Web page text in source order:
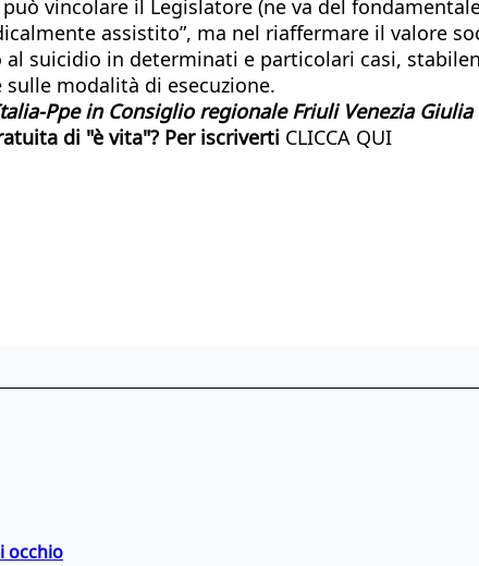
vincolare il Legislatore (ne va del
assistito”, ma nel riaffermare il valore
suicidio in determinati e particolari casi,
modalità di esecuzione.
Ppe in Consiglio regionale Friuli Venezia Giulia
di "è vita"? Per iscriverti CLICCA QUI​
occhio